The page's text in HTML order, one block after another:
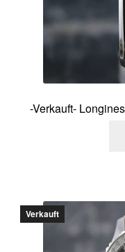
-Verkauft-
Verkauft